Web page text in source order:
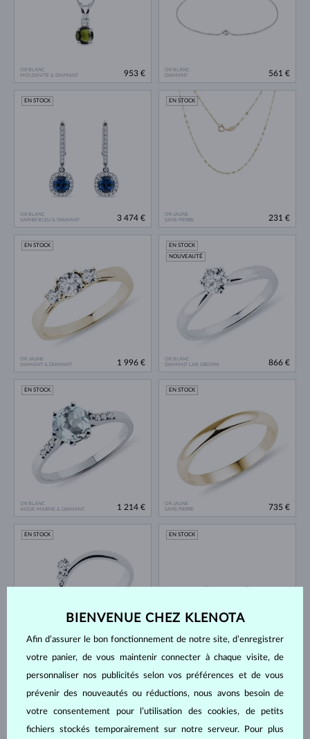
OR BLANC
MOLDAVITE & DIAMANT
953 €
OR BLANC
DIAMANT
561 €
OR BLANC
SAPHIR BLEU & DIAMANT
EN STOCK
3 474 €
OR JAUNE
SANS PIERRE
EN STOCK
231 €
OR JAUNE
DIAMANT & DIAMANT
EN STOCK
1 996 €
OR BLANC
DIAMANT LAB GROWN
EN STOCK
NOUVEAUTÉ
866 €
OR BLANC
AIGUE-MARINE & DIAMANT
EN STOCK
1 214 €
OR JAUNE
SANS PIERRE
EN STOCK
735 €
DIAMANT & DIAMANT
EN STOCK
735 €
D'EAU DOUCE
EN STOCK
170 €
EN STOCK EN STOCK
BIENVENUE CHEZ KLENOTA
Afin d’assurer le bon fonctionnement de notre site, d’enregistrer
votre panier, de vous maintenir connecter à chaque visite, de
personnaliser nos publicités selon vos préférences et de vous
prévenir des nouveautés ou réductions, nous avons besoin de
votre consentement pour l’utilisation des cookies, de petits
fichiers stockés temporairement sur notre serveur. Pour plus